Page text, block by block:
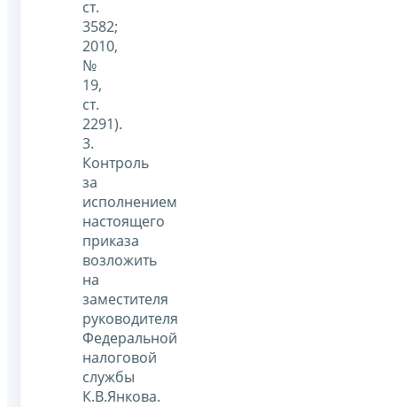
ст.
3582;
2010,
№
19,
ст.
2291).
3.
Контроль
за
исполнением
настоящего
приказа
возложить
на
заместителя
руководителя
Федеральной
налоговой
службы
К.В.Янкова.